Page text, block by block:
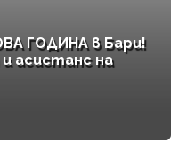
ГОДИНА в Бари!
асистанс на